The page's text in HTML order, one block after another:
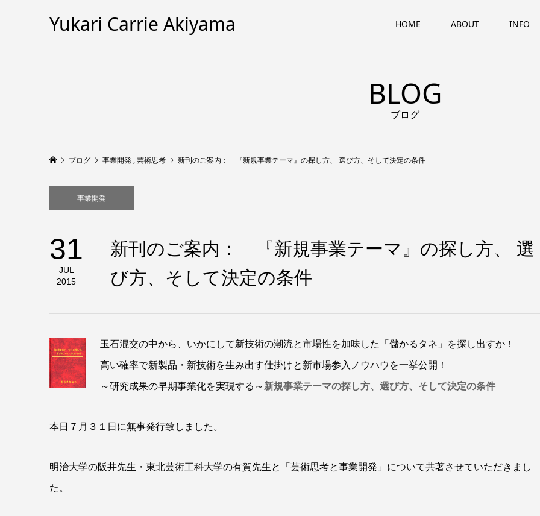
Yukari Carrie Akiyama HOME ABOUT INFO
BLOG
ブログ
ブログ 事業開発 ,芸術思考 新刊のご案内： 『新規事業テーマ』の探し方、 選び方、そして決定の条件
事業開発
31
JUL
2015
新刊のご案内： 『新規事業テーマ』の探し方、 選
び方、そして決定の条件
玉石混交の中から、いかにして新技術の潮流と市場性を加味した「儲かるタネ」を探し出すか！
高い確率で新製品・新技術を生み出す仕掛けと新市場参入ノウハウを一挙公開！
～研究成果の早期事業化を実現する～新規事業テーマの探し方、選び方、そして決定の条件
本日７月３１日に無事発行致しました。
明治大学の阪井先生・東北芸術工科大学の有賀先生と「芸術思考と事業開発」について共著させていただきまし
た。